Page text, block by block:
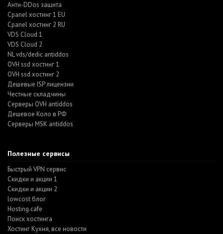
Анти-DDos защита
Cpanel хостинг 1 EU
Cpanel хостинг 2 RU
VDS Cloud 1
VDS Cloud 2
NL vds/dedic antiddos
OVH ssd хостинг 1
OVH ssd хостинг 2
Дешевые ISP лицензии
Честные складчины
Серверы OVH antiddos
Дешевое Коло в РФ
Серверы MSK antiddos
Полезные сервисы
Быстрый VPN сервис
Скидки и акции 1
Скидки и акции 2
lowcost блог
Hosting.cafe
Поиск хостинга
Хостинг Кухня, все новости